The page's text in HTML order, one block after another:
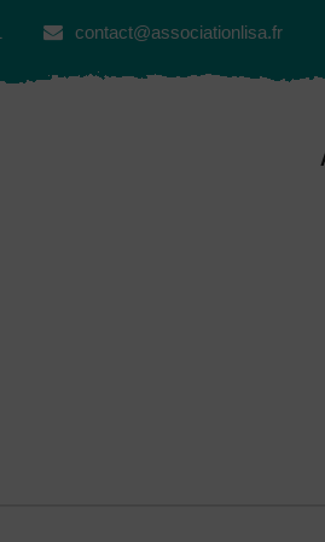
contact@associationlisa.fr